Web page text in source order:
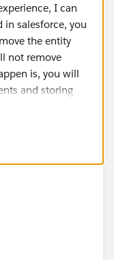
I can
salesforce, you
the entity
not remove
is, you will
and storing